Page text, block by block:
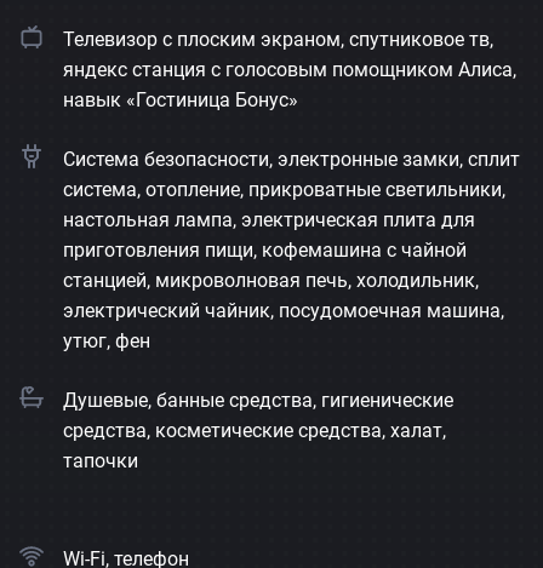
Телевизор с плоским экраном, спутниковое тв,
яндекс станция с голосовым помощником Алиса,
навык «Гостиница Бонус»
Система безопасности, электронные замки, сплит
система, отопление, прикроватные светильники,
настольная лампа, электрическая плита для
приготовления пищи, кофемашина с чайной
станцией, микроволновая печь, холодильник,
электрический чайник, посудомоечная машина,
утюг, фен
Душевые, банные средства, гигиенические
средства, косметические средства, халат,
тапочки
Wi-Fi, телефон